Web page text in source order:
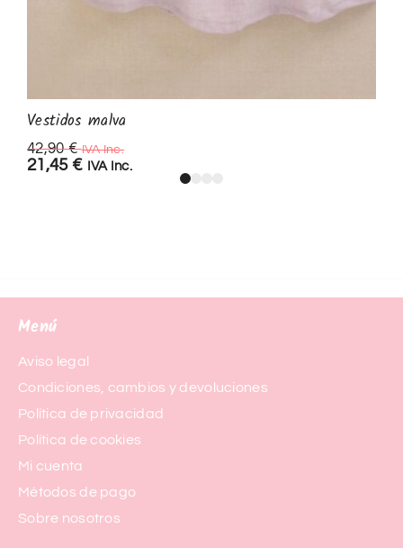
Vestidos malva
42,90€ IVA Inc.
21,45 € IVA Inc.
Menú
Aviso legal
Condiciones, cambios y devoluciones
Política de privacidad
Política de cookies
Mi cuenta
Métodos de pago
Sobre nosotros